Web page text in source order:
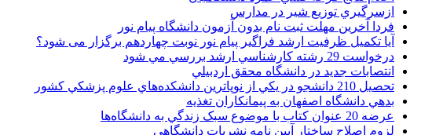
ازسرگيري توزيع شير در مدارس
فردا آخرین مهلت ثبت نام بدون آزمون دانشگاه پیام نور
آیا تکمیل ظرفیت ارشد فراگیر پیام نور نوبت چهاردهم برگزار می شود؟
درخواست 29 رشته کارشناسي ارشد بررسي مي شود
انتصابات جديد در دانشگاه محقق اردبيلي
تحصيل 210 دانشجو در يکي از نوپاترين دانشکده‌هاي علوم پزشکي کشور
بدهي دانشگاه اصفهان به پيمانکاران تغذيه
عرضه 20 عنوان کتاب با موضوع سبک زندگي به دانشگاه‌ها
لزوم اصلاح ساختار آيين نامه نشريات دانشگاهي